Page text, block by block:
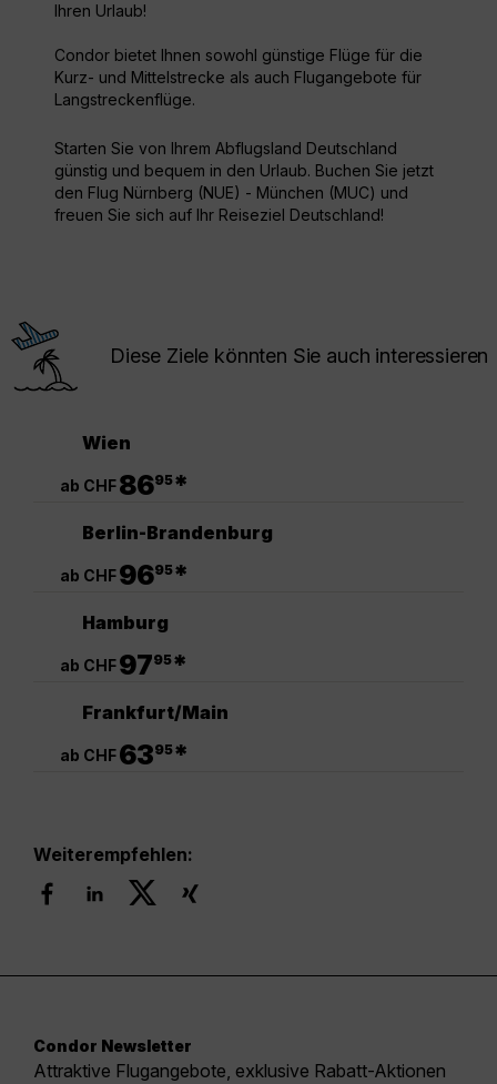
Ihren Urlaub!
Condor bietet Ihnen sowohl günstige Flüge für die
Kurz- und Mittelstrecke als auch Flugangebote für
Langstreckenflüge.
Starten Sie von Ihrem Abflugsland Deutschland
günstig und bequem in den Urlaub. Buchen Sie jetzt
den Flug Nürnberg (NUE) - München (MUC) und
freuen Sie sich auf Ihr Reiseziel Deutschland!
Diese Ziele könnten Sie auch interessieren
Wien
ab CHF8695*
Berlin-Brandenburg
ab CHF9695*
Hamburg
ab CHF9795*
Frankfurt/Main
ab CHF6395*
Weiterempfehlen:
Condor Newsletter
Attraktive Flugangebote, exklusive Rabatt-Aktionen